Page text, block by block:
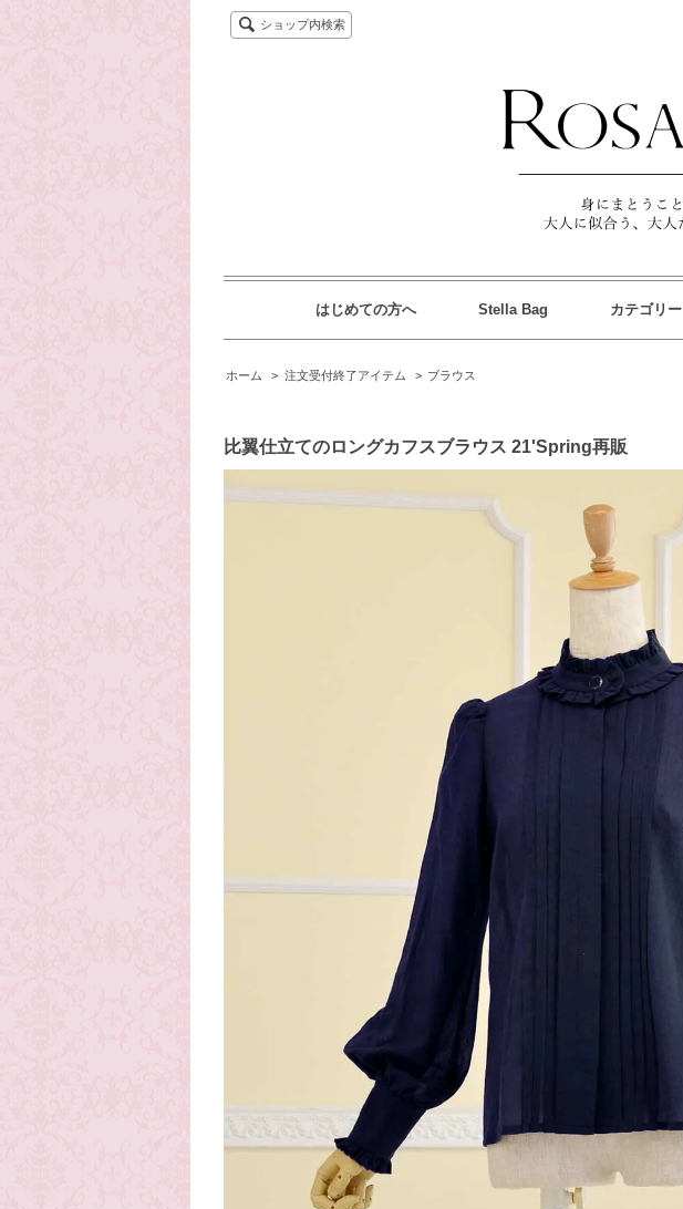
ショップ内検索
はじめての方へ Stella Bag カテゴリー
ホーム > 注文受付終了アイテム > ブラウス
比翼仕立てのロングカフスブラウス 21'Spring再販